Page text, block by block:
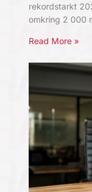
rekordstarkt
omkring 2 000
Read More »